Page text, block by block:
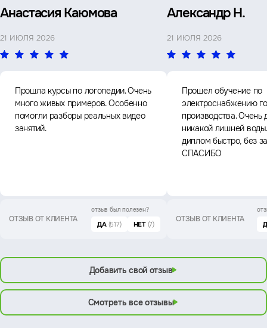
Анастасия Каюмова
21 ИЮЛЯ 2026
Прошла курсы по логопедии. Очень
много живых примеров. Особенно
помогли разборы реальных видео
занятий.
ОТЗЫВ ОТ КЛИЕНТА
отзыв был полезен?
ДА (517) НЕТ (7)
Александр Н.
21 ИЮЛЯ 2026
Прошел обучение по
электроснабжению
производства. Очень
никакой лишней
диплом быстро, без
СПАСИБО
ОТЗЫВ ОТ КЛИЕНТА
Добавить свой отзыв
Смотреть все отзывы